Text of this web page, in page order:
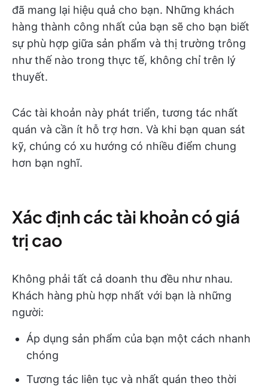
đã mang lại hiệu quả cho bạn. Những khách
hàng thành công nhất của bạn sẽ cho bạn biết
sự phù hợp giữa sản phẩm và thị trường trông
như thế nào trong thực tế, không chỉ trên lý
thuyết.
Các tài khoản này phát triển, tương tác nhất
quán và cần ít hỗ trợ hơn. Và khi bạn quan sát
kỹ, chúng có xu hướng có nhiều điểm chung
hơn bạn nghĩ.
Xác định các tài khoản có giá
trị cao
Không phải tất cả doanh thu đều như nhau.
Khách hàng phù hợp nhất với bạn là những
người:
Áp dụng sản phẩm của bạn một cách nhanh
chóng
Tương tác liên tục và nhất quán theo thời